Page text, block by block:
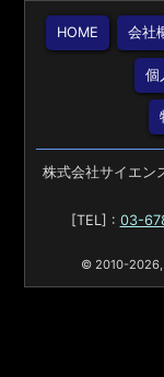
HOME 会社
個
株式会社サイエ
[TEL] : 03-
© 2010-2026,